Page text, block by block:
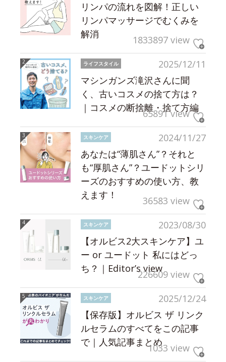
リンパの流れを図解！正しい
リンパマッサージでむくみを
解消
1833897 view
2025/12/11
ライフスタイル
マシンガンズ滝沢さんに聞
く、古いコスメの捨て方は？
｜コスメの断捨離・捨て方編
65891 view
2024/11/27
スキンケア
あなたは“薄肌さん”？それと
も“厚肌さん”？ユードットシリ
ーズのおすすめの使い方、教
えます！
36583 view
2023/08/30
スキンケア
【オルビス2大スキンケア】ユ
ー or ユードット 私にはどっ
ち？｜Editor’s view226609 view
2025/12/24
スキンケア
【保存版】オルビス ザ リンク
ルセラムのすべてをこの記事
で｜人気記事まとめ1033 view